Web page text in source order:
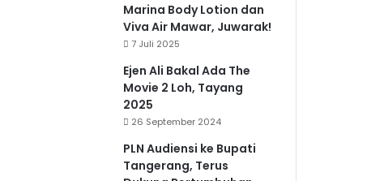
Marina Body Lotion dan
Viva Air Mawar, Juwarak!
7 Juli 2025
Ejen Ali Bakal Ada The
Movie 2 Loh, Tayang
2025
26 September 2024
PLN Audiensi ke Bupati
Tangerang, Terus